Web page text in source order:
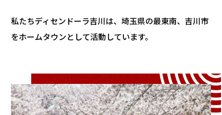
私たちディセンドーラ吉川は、埼玉県の最東南、吉川市
をホームタウンとして活動しています。